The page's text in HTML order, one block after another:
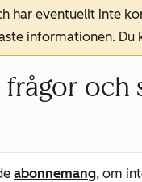
har eventuellt inte
informationen. Du
frågor och
abonnemang, om